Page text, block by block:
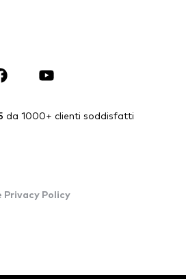
da 1000+ clienti soddisfatti
Privacy Policy